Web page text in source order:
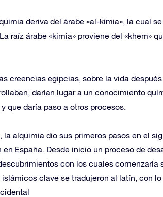
deriva del árabe «al-kimia», la cual
raíz árabe «kimia» proviene del «khem»
creencias egipcias, sobre la vida
darían lugar a un conocimiento
que daría paso a otros procesos.
la alquimia dio sus primeros pasos en el
en España. Desde inicio un proceso de
con los cuales comenzaría
islámicos clave se tradujeron al latín, con